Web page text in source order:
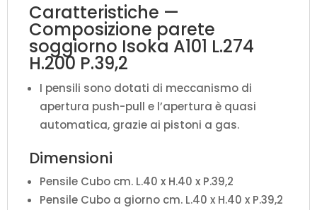
Caratteristiche —
Composizione parete
soggiorno Isoka A101 L.274
H.200 P.39,2
I pensili sono dotati di meccanismo di
apertura push-pull e l’apertura è quasi
automatica, grazie ai pistoni a gas.
Dimensioni
Pensile Cubo cm. L.40 x H.40 x P.39,2
Pensile Cubo a giorno cm. L.40 x H.40 x P.39,2